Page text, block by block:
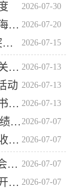
2026-07-30
2026-07-20
央视、新华社等主流媒体聚焦安庆海事全力防御台风“巴威”
2026-07-15
创新水上 “六尺巷” 治理模式成效突出 安庆海事工作专报获市委书记批示
2026-07-13
唐厚明副市长出席市政府办公室机关五支部党员大会并讲授专题党课
2026-07-13
动
2026-07-13
安庆市举办全市离退休干部党支部书记培训班
2026-07-07
市气象局召开“两优一先” 表彰暨政绩观专题党课、廉政警示教育大会
2026-07-07
市粮食和物资储备局组织集中收听收看庆祝中国共产党成立105周年大会直播盛况
2026-07-07
市人社局举行2026年“七一”表彰大会暨树立和践行正确政绩观学习教育专题党课报告会
2026-07-07
市人社局与徽商银行安庆分行联合开展“迎七一 庆祝建党105周年”主题党日活动